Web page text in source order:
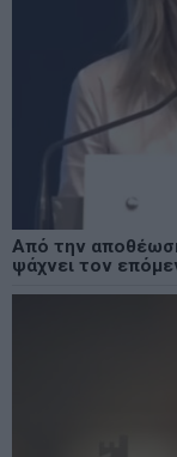
Από την
ψάχνει τον